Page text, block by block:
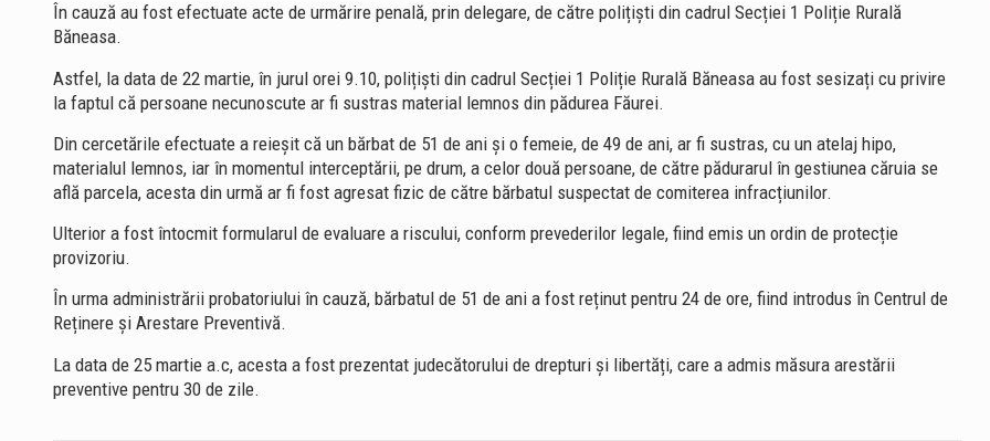
În cauză au fost efectuate acte de urmărire penală, prin delegare, de către polițiști din cadrul Secției 1 Poliție Rurală
Băneasa.
Astfel, la data de 22 martie, în jurul orei 9.10, polițiști din cadrul Secției 1 Poliție Rurală Băneasa au fost sesizați cu privire
la faptul că persoane necunoscute ar fi sustras material lemnos din pădurea Făurei.
Din cercetările efectuate a reieșit că un bărbat de 51 de ani și o femeie, de 49 de ani, ar fi sustras, cu un atelaj hipo,
materialul lemnos, iar în momentul interceptării, pe drum, a celor două persoane, de către pădurarul în gestiunea căruia se
află parcela, acesta din urmă ar fi fost agresat fizic de către bărbatul suspectat de comiterea infracțiunilor.
Ulterior a fost întocmit formularul de evaluare a riscului, conform prevederilor legale, fiind emis un ordin de protecție
provizoriu.
În urma administrării probatoriului în cauză, bărbatul de 51 de ani a fost reținut pentru 24 de ore, fiind introdus în Centrul de
Reținere și Arestare Preventivă.
La data de 25 martie a.c, acesta a fost prezentat judecătorului de drepturi și libertăți, care a admis măsura arestării
preventive pentru 30 de zile.